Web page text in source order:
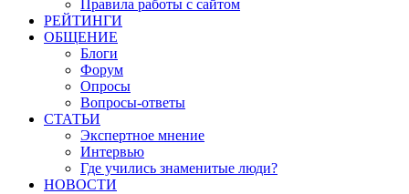
Правила работы с сайтом
РЕЙТИНГИ
ОБЩЕНИЕ
Блоги
Форум
Опросы
Вопросы-ответы
СТАТЬИ
Экспертное мнение
Интервью
Где учились знаменитые люди?
НОВОСТИ